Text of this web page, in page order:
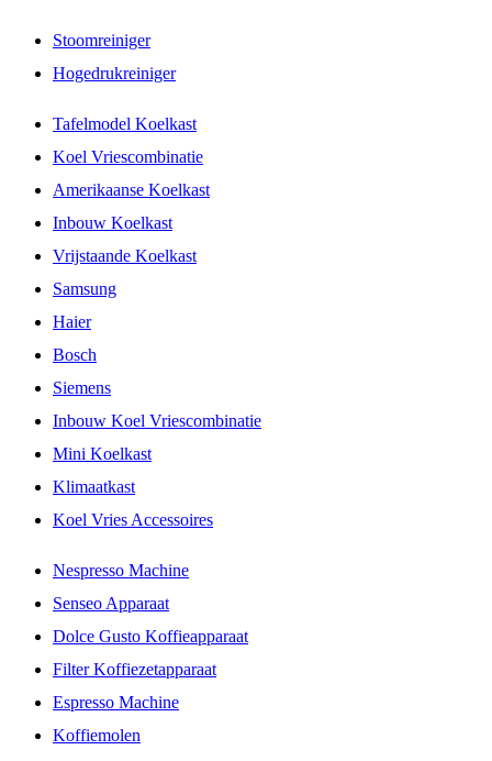
Stoomreiniger
Hogedrukreiniger
Tafelmodel Koelkast
Koel Vriescombinatie
Amerikaanse Koelkast
Inbouw Koelkast
Vrijstaande Koelkast
Samsung
Haier
Bosch
Siemens
Inbouw Koel Vriescombinatie
Mini Koelkast
Klimaatkast
Koel Vries Accessoires
Nespresso Machine
Senseo Apparaat
Dolce Gusto Koffieapparaat
Filter Koffiezetapparaat
Espresso Machine
Koffiemolen